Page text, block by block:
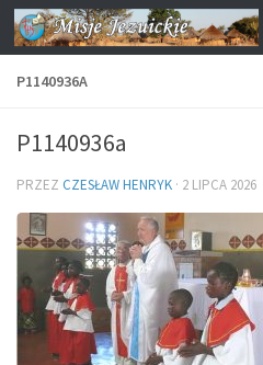
Przejdź do treści
P1140936A
P1140936a
PRZEZ CZESŁAW HENRYK · 2 LIPCA 2026